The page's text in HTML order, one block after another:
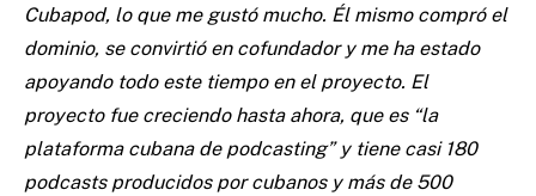
Cubapod, lo que me gustó mucho. Él mismo compró el
dominio, se convirtió en cofundador y me ha estado
apoyando todo este tiempo en el proyecto. El
proyecto fue creciendo hasta ahora, que es “la
plataforma cubana de podcasting” y tiene casi 180
podcasts producidos por cubanos y más de 500